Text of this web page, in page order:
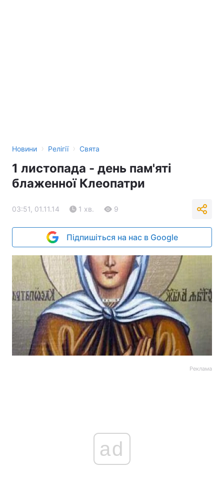
Новини › Релігії › Свята
1 листопада - день пам'яті
блаженної Клеопатри
03:51, 01.11.14 1 хв. 9
Підпишіться на нас в Google
Реклама
ad